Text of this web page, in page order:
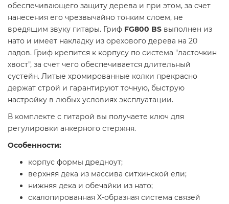
обеспечивающего защиту дерева и при этом, за счет
нанесения его чрезвычайно тонким слоем, не
вредящим звуку гитары. Гриф FG800 BS выполнен из
нато и имеет накладку из орехового дерева на 20
ладов. Гриф крепится к корпусу по система "ласточкин
хвост", за счет чего обеспечивается длительный
сустейн. Литые хромированные колки прекрасно
держат строй и гарантируют точную, быструю
настройку в любых условиях эксплуатации.
В комплекте с гитарой вы получаете ключ для
регулировки анкерного стержня.
Особенности:
корпус формы дредноут;
верхняя дека из массива ситхинской ели;
нижняя дека и обечайки из нато;
скалопированная Х-образная система связей